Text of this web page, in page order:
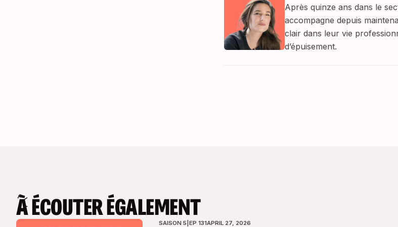
Après quinze ans dans le
accompagne depuis
clair dans leur vie
d’épuisement.
À ÉCOUTER ÉGALEMENT
SAISON 5 EP 131APRIL 27, 2026